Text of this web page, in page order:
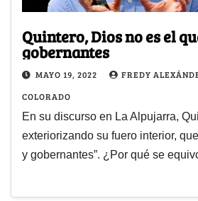
Quintero, Dios no es el
gobernantes
MAYO 19, 2022
FREDY
COLORADO
En su discurso en La Alpujarra,
exteriorizando su fuero interior,
y gobernantes”. ¿Por qué se